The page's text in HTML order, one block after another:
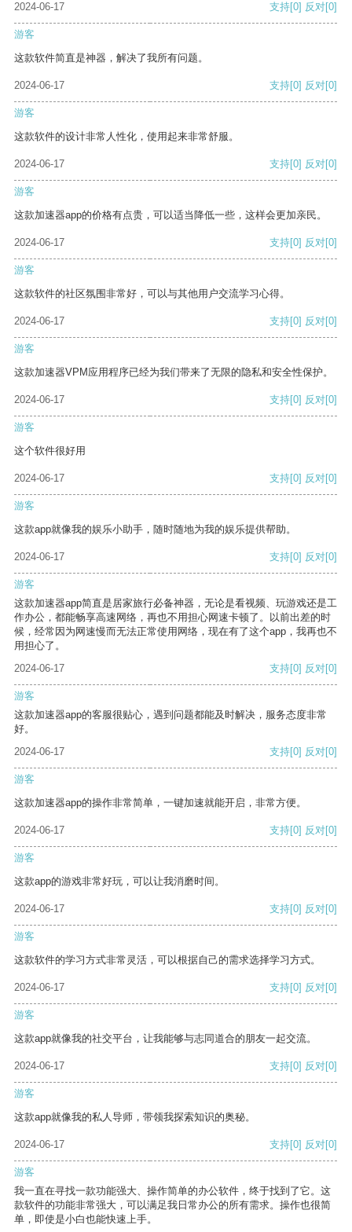
2024-06-17 支持[0] 反对[0]
游客
这款软件简直是神器，解决了我所有问题。
2024-06-17 支持[0] 反对[0]
游客
这款软件的设计非常人性化，使用起来非常舒服。
2024-06-17 支持[0] 反对[0]
游客
这款加速器app的价格有点贵，可以适当降低一些，这样会更加亲民。
2024-06-17 支持[0] 反对[0]
游客
这款软件的社区氛围非常好，可以与其他用户交流学习心得。
2024-06-17 支持[0] 反对[0]
游客
这款加速器VPM应用程序已经为我们带来了无限的隐私和安全性保护。
2024-06-17 支持[0] 反对[0]
游客
这个软件很好用
2024-06-17 支持[0] 反对[0]
游客
这款app就像我的娱乐小助手，随时随地为我的娱乐提供帮助。
2024-06-17 支持[0] 反对[0]
游客
这款加速器app简直是居家旅行必备神器，无论是看视频、玩游戏还是工
作办公，都能畅享高速网络，再也不用担心网速卡顿了。以前出差的时
候，经常因为网速慢而无法正常使用网络，现在有了这个app，我再也不
用担心了。
2024-06-17
支持[0] 反对[0]
游客
这款加速器app的客服很贴心，遇到问题都能及时解决，服务态度非常
好。
2024-06-17
支持[0] 反对[0]
游客
这款加速器app的操作非常简单，一键加速就能开启，非常方便。
2024-06-17 支持[0] 反对[0]
游客
这款app的游戏非常好玩，可以让我消磨时间。
2024-06-17 支持[0] 反对[0]
游客
这款软件的学习方式非常灵活，可以根据自己的需求选择学习方式。
2024-06-17 支持[0] 反对[0]
游客
这款app就像我的社交平台，让我能够与志同道合的朋友一起交流。
2024-06-17 支持[0] 反对[0]
游客
这款app就像我的私人导师，带领我探索知识的奥秘。
2024-06-17 支持[0] 反对[0]
游客
我一直在寻找一款功能强大、操作简单的办公软件，终于找到了它。这
款软件的功能非常强大，可以满足我日常办公的所有需求。操作也很简
单，即使是小白也能快速上手。